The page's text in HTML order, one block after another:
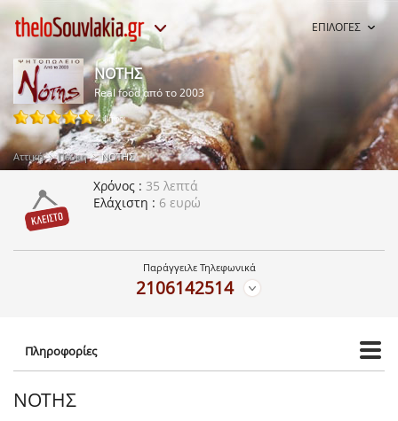
ΕΠΙΛΟΓΕΣ
ΝΟΤΗΣ
Real food από το 2003
4 ψήφοι
Αττική Πεύκη ΝΟΤΗΣ
Χρόνος
35 λεπτά
Ελάχιστη
6 ευρώ
Παράγγειλε Τηλεφωνικά
2106142514
Πληροφορίες
ΝΟΤΗΣ